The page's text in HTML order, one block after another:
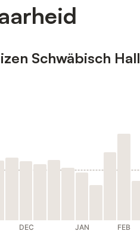
Schwäbisch Hall
DEC JAN FEB